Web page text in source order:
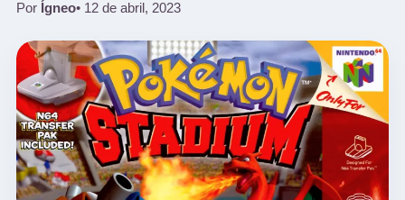
Por Ígneo• 12 de abril, 2023